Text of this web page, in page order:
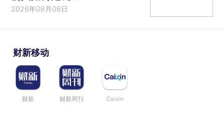
2026年08月08日
财新移动
财新 财新周刊 Caixin